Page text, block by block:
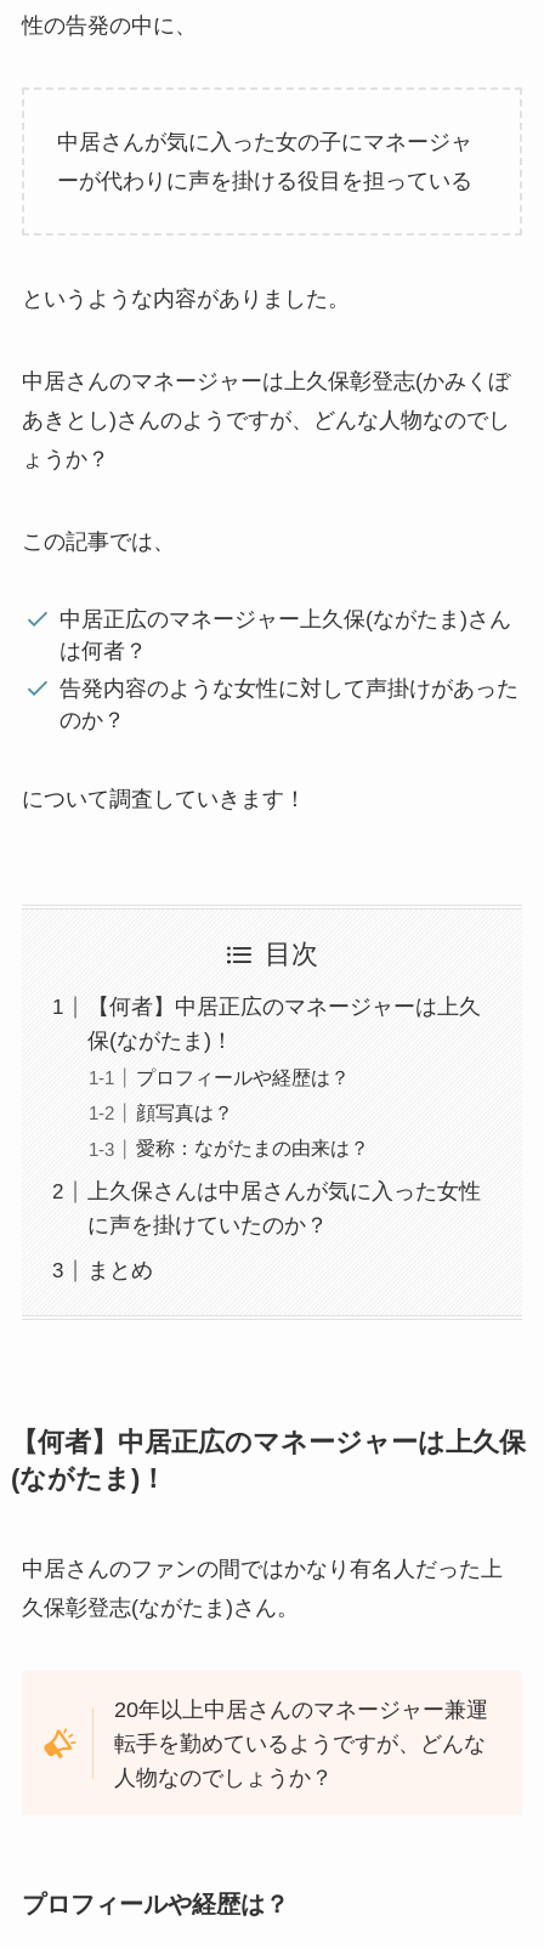
性の告発の中に、
中居さんが気に入った女の子にマネージャ
ーが代わりに声を掛ける役目を担っている
というような内容がありました。
中居さんのマネージャーは上久保彰登志(かみくぼ
あきとし)さんのようですが、どんな人物なのでし
ょうか？
この記事では、
中居正広のマネージャー上久保(ながたま)さん
は何者？
告発内容のような女性に対して声掛けがあった
のか？
について調査していきます！
目次
【何者】中居正広のマネージャーは上久
保(ながたま)！
プロフィールや経歴は？
顔写真は？
愛称：ながたまの由来は？
上久保さんは中居さんが気に入った女性
に声を掛けていたのか？
まとめ
【何者】中居正広のマネージャーは上久保
(ながたま)！
中居さんのファンの間ではかなり有名人だった上
久保彰登志(ながたま)さん。
20年以上中居さんのマネージャー兼運
転手を勤めているようですが、どんな
人物なのでしょうか？
プロフィールや経歴は？